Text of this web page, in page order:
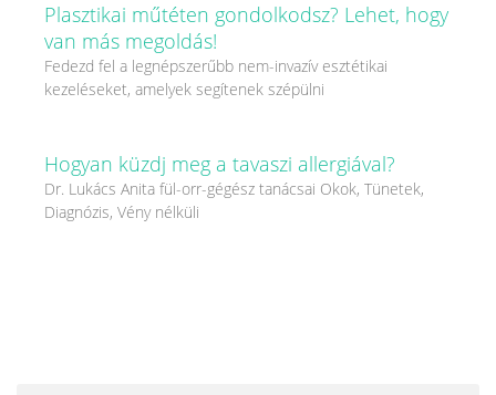
Plasztikai műtéten gondolkodsz? Lehet, hogy
van más megoldás!
Fedezd fel a legnépszerűbb nem-invazív esztétikai
kezeléseket, amelyek segítenek szépülni
Hogyan küzdj meg a tavaszi allergiával?
Dr. Lukács Anita fül-orr-gégész tanácsai Okok, Tünetek,
Diagnózis, Vény nélküli